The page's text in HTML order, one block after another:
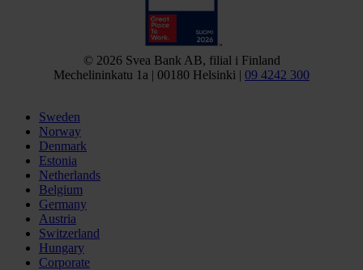
© 2026 Svea Bank AB, filial i Finland
Mechelininkatu 1a | 00180 Helsinki | 09 4242 300
Sweden
Norway
Denmark
Estonia
Netherlands
Belgium
Germany
Austria
Switzerland
Hungary
Corporate